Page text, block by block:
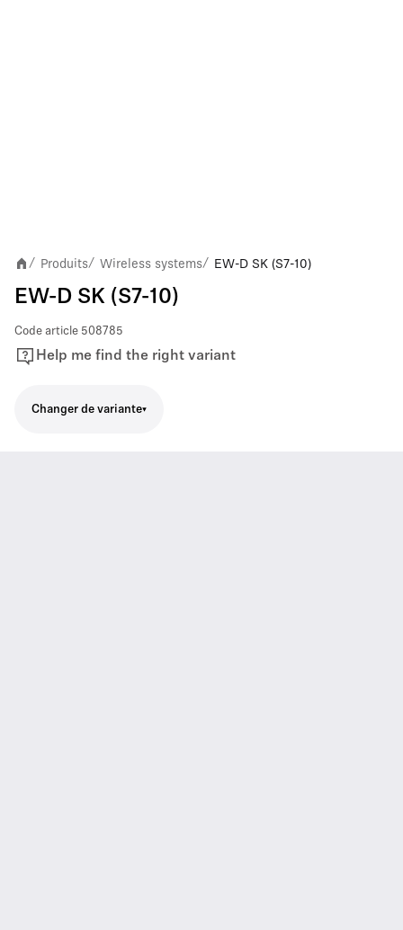
/ Produits/ Wireless systems/ EW-D SK (S7-10)
EW-D SK (S7-10)
Code article 508785
Help me find the right variant
Changer de variante